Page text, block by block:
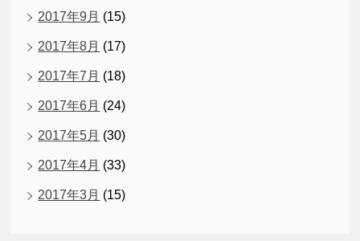
2017年9月 (15)
2017年8月 (17)
2017年7月 (18)
2017年6月 (24)
2017年5月 (30)
2017年4月 (33)
2017年3月 (15)